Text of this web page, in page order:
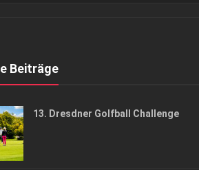
Beiträge
13. Dresdner Golfball Challenge